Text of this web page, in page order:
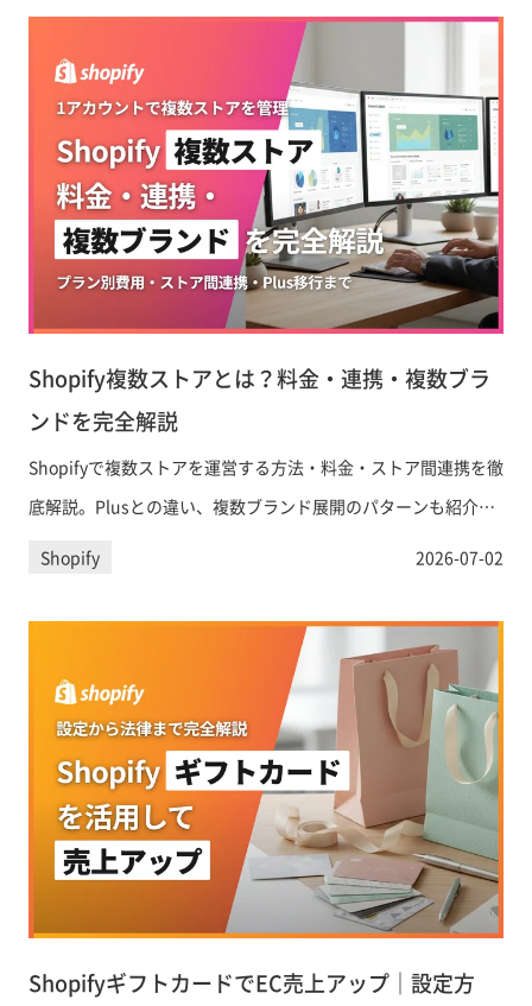
Shopify複数ストアとは？料金・連携・複数ブラ
ンドを完全解説
Shopifyで複数ストアを運営する方法・料金・ストア間連携を徹
底解説。Plusとの違い、複数ブランド展開のパターンも紹介。
まずは無料相談を。
Shopify 2026-07-02
ShopifyギフトカードでEC売上アップ｜設定方